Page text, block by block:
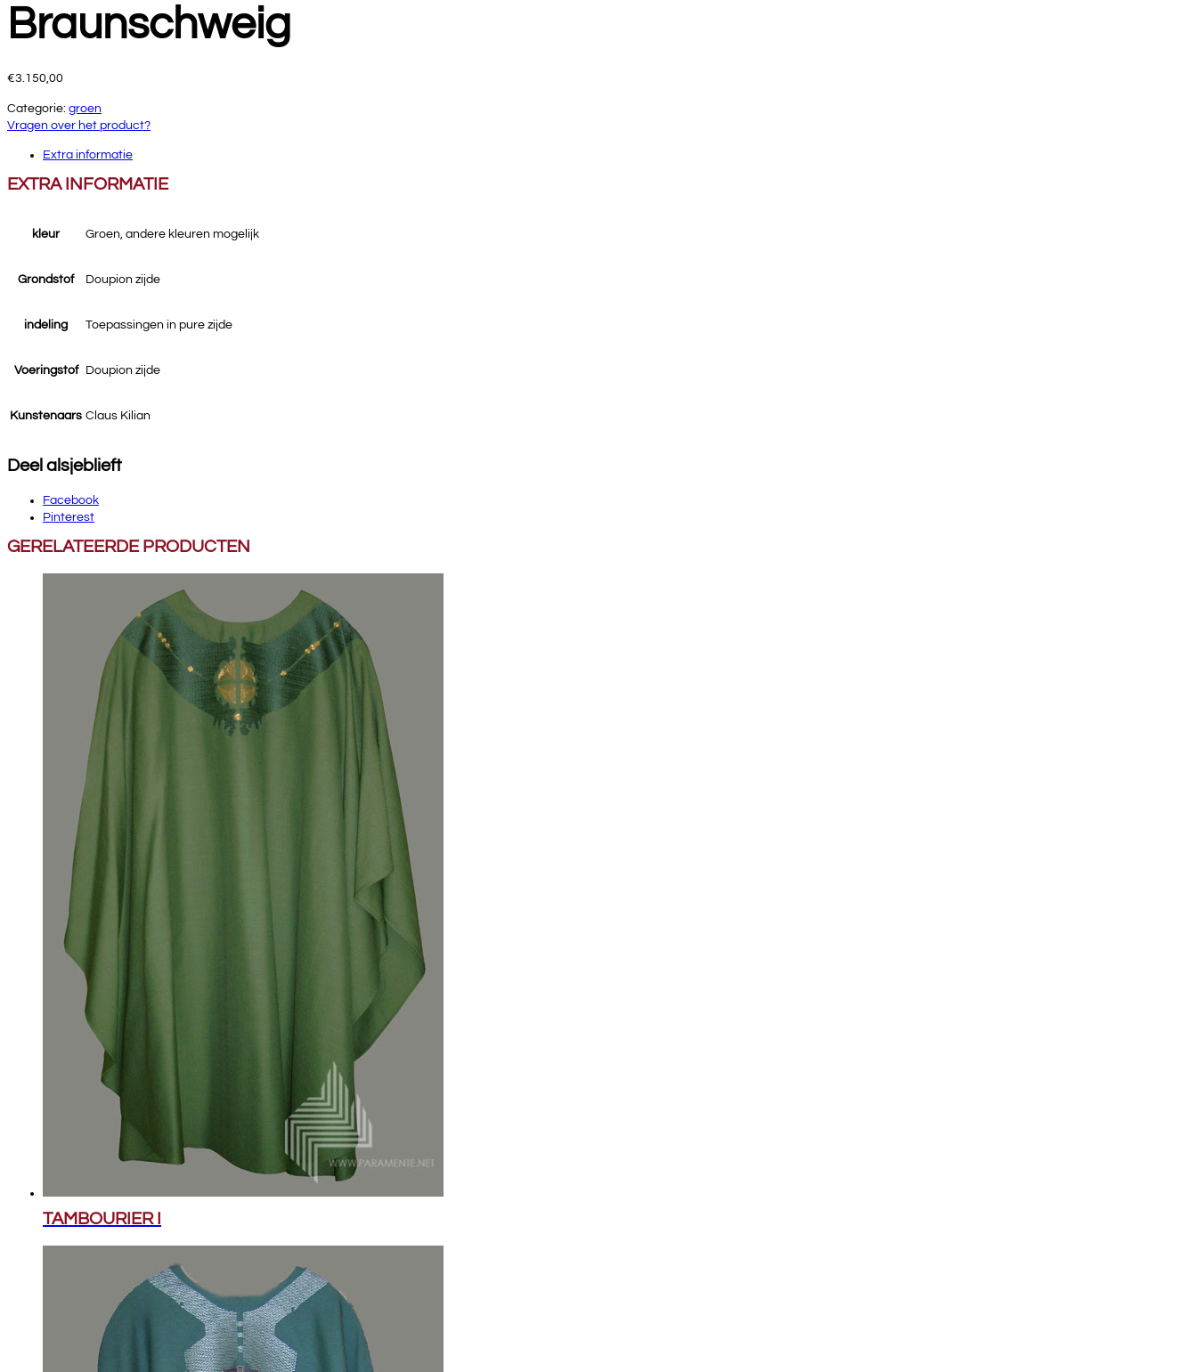
Braunschweig
€3.150,00
Categorie: groen
Vragen over het product?
Extra informatie
EXTRA INFORMATIE
kleur Groen, andere kleuren mogelijk
Grondstof Doupion zijde
indeling Toepassingen in pure zijde
Voeringstof Doupion zijde
Kunstenaars Claus Kilian
Deel alsjeblieft
Facebook
Pinterest
GERELATEERDE PRODUCTEN
TAMBOURIER I